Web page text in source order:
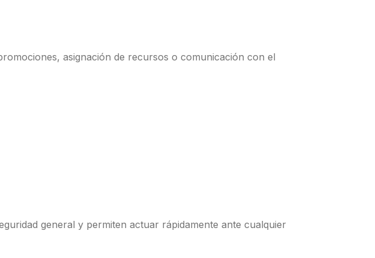
asignación de recursos o comunicación con el
general y permiten actuar rápidamente ante cualquier